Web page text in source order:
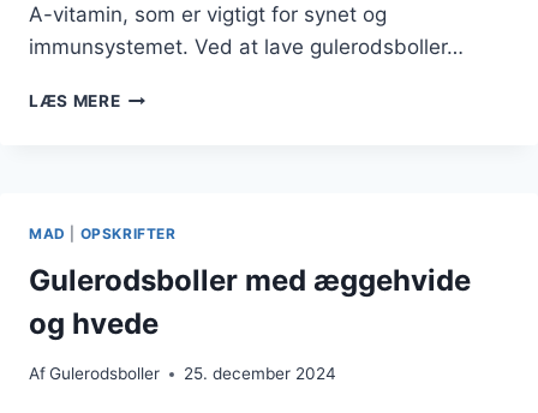
A-vitamin, som er vigtigt for synet og
immunsystemet. Ved at lave gulerodsboller…
LÆS MEREGULERODSBOLLER
MAD OPSKRIFTER
Gulerodsboller med æggehvide
og hvede
AfGulerodsboller 25. december 2024